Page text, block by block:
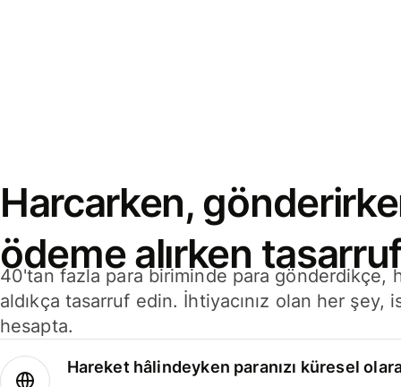
Harcarken,
ödeme alırken
40'tan fazla para biriminde para gönderdikçe,
aldıkça tasarruf edin. İhtiyacınız olan her
hesapta.
Hareket hâlindeyken paranızı küresel